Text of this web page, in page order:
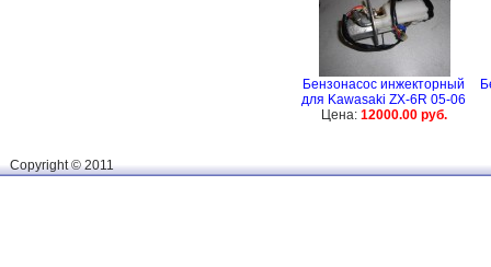
Бензонасос инжекторный
для Kawasaki ZX-6R 05-06
Цена: 12000.00 руб.
Сopyright © 2011